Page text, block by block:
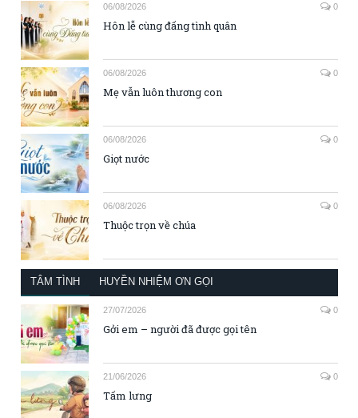
06/08/2026 0
Hôn lễ cùng đấng tình quân
06/08/2026 0
Mẹ vẫn luôn thương con
06/08/2026 0
Giọt nước
06/08/2026 0
Thuộc trọn về chúa
TÂM TÌNH HUYỀN NHIỆM ƠN GỌI
27/07/2026 0
Gởi em – người đã được gọi tên
21/06/2026 0
Tấm lưng